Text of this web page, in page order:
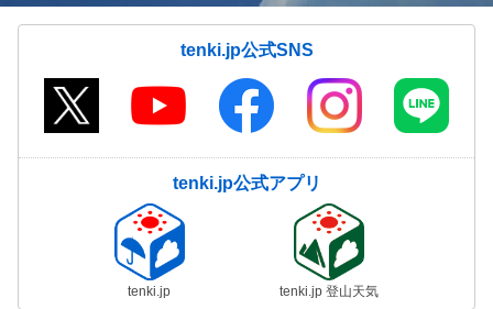
tenki.jp公式SNS
tenki.jp公式アプリ
tenki.jp tenki.jp 登山天気